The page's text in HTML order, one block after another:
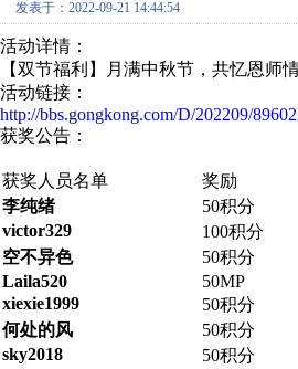
发表于：2022-09-21 14:44:54
活动详情：
【双节福利】月满中秋节，共忆恩师
活动链接：
http://bbs.gongkong.com/D/202209/
获奖公告：
获奖人员名单 奖励
李纯绪
50积分
victor329
100积分
空不异色
50积分
Laila520
50MP
xiexie1999
50积分
何处的风
50积分
sky2018
50积分